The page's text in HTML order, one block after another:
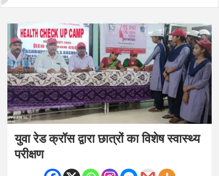
युवा रेड क्रॉस द्वारा छात्रों का विशेष स्वास्थ्य
परीक्षण